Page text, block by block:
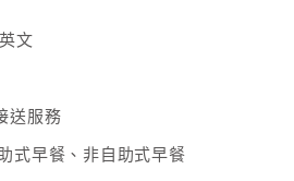
英文
送服務
式早餐、非自助式早餐